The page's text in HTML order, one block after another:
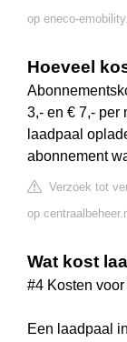
op eneco-
Hoeveel
3,- en € 7,- per
laadpaal
abonnement
Verzoek tot
op
Wat kost
#4 Kosten
Een laadpaal